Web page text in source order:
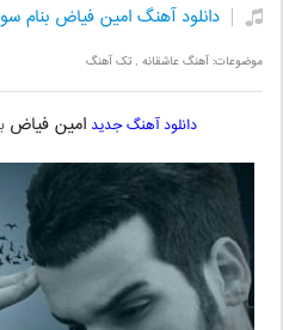
دانلود آهنگ امین فیاض بنام
موضوعات:آهنگ عاشقانه ,تک آهنگ
دانلود آهنگ جدید امین فیاض